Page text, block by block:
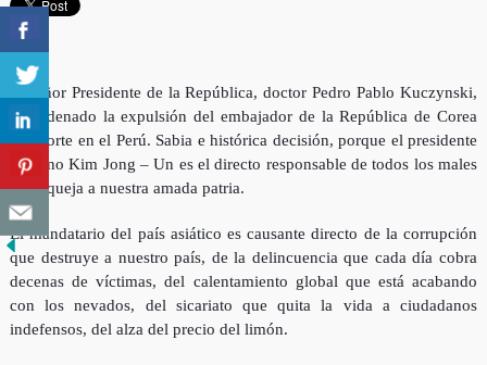
El señor Presidente de la República, doctor Pedro Pablo Kuczynski,
ha ordenado la expulsión del embajador de la República de Corea
del Norte en el Perú. Sabia e histórica decisión, porque el presidente
coreano Kim Jong – Un es el directo responsable de todos los males
que aqueja a nuestra amada patria.
El mandatario del país asiático es causante directo de la corrupción
que destruye a nuestro país, de la delincuencia que cada día cobra
decenas de víctimas, del calentamiento global que está acabando
con los nevados, del sicariato que quita la vida a ciudadanos
indefensos, del alza del precio del limón.